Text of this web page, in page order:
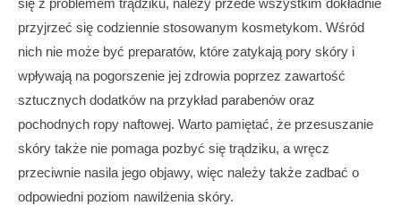
się z problemem trądziku, należy przede wszystkim dokładnie
przyjrzeć się codziennie stosowanym kosmetykom. Wśród
nich nie może być preparatów, które zatykają pory skóry i
wpływają na pogorszenie jej zdrowia poprzez zawartość
sztucznych dodatków na przykład parabenów oraz
pochodnych ropy naftowej. Warto pamiętać, że przesuszanie
skóry także nie pomaga pozbyć się trądziku, a wręcz
przeciwnie nasila jego objawy, więc należy także zadbać o
odpowiedni poziom nawilżenia skóry.